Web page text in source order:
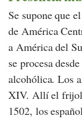
Se supone que
de América
a América del
se procesa
alcohólica. Los
XIV. Allí el frijol
1502, los